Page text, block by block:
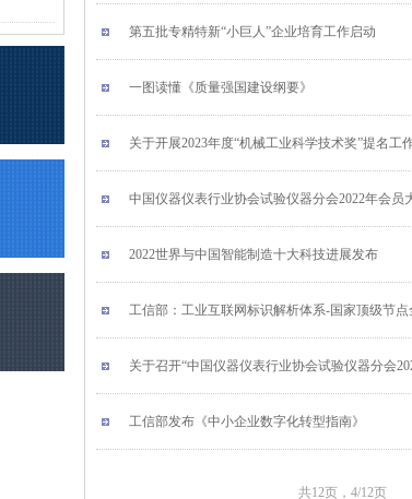
第五批专精特新“小巨人”企业培育工作启动
一图读懂《质量强国建设纲要》
关于开展2023年度“机械工业科学技术奖”提名工
中国仪器仪表行业协会试验仪器分会2022年会员
2022世界与中国智能制造十大科技进展发布
工信部：工业互联网标识解析体系-国家顶级节点
关于召开“中国仪器仪表行业协会试验仪器分会
工信部发布《中小企业数字化转型指南》
共12页，4/12页